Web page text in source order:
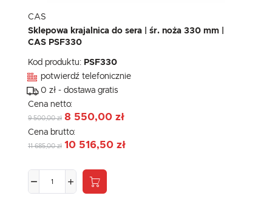
CAS
Sklepowa krajalnica do sera | śr. noża 330 mm |
CAS PSF330
Kod produktu: PSF330
potwierdź telefonicznie
0 zł - dostawa gratis
Cena netto:
9 500,00 zł 8 550,00 zł
Cena brutto:
11 685,00 zł 10 516,50 zł